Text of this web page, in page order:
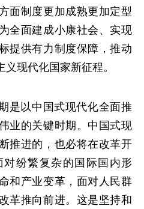
面制度更加成熟更加定型
全面建成小康社会、实现
提供有力制度保障，推动
现代化国家新征程。
是以中国式现代化全面推
业的关键时期。中国式现
推进的，也必将在改革开
纷繁复杂的国际国内形
和产业变革，面对人民群
革推向前进。这是坚持和